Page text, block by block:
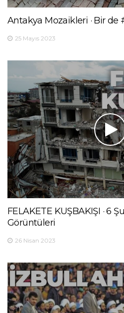
Antakya Mozaikleri · Bir de
25 Mayıs 2023
FELAKETE KUŞBAKIŞI · 6
Görüntüleri
26 Nisan 2023